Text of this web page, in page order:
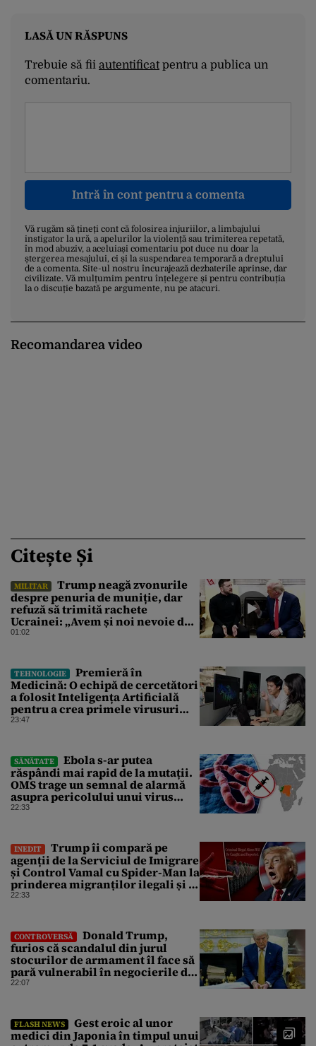
LASĂ UN RĂSPUNS
Trebuie să fii autentificatpentru a publica un
comentariu.
Intră în cont pentru a comenta
Vă rugăm să țineți cont că folosirea injuriilor, a limbajului
instigator la ură, a apelurilor la violență sau trimiterea repetată,
în mod abuziv, a aceluiași comentariu pot duce nu doar la
ștergerea mesajului, ci și la suspendarea temporară a dreptului
de a comenta. Site-ul nostru încurajează dezbaterile aprinse, dar
civilizate. Vă mulțumim pentru înțelegere și pentru contribuția
la o discuție bazată pe argumente, nu pe atacuri.
Recomandarea video
Citește Și
MILITAR
Trump neagă zvonurile
despre penuria de muniție, dar
refuză să trimită rachete
Ucrainei: „Avem și noi nevoie de
rachete”
01:02
TEHNOLOGIE
Premieră în
Medicină: O echipă de cercetători
a folosit Inteligența Artificială
pentru a crea primele virusuri
sintetice la tratarea de E.coli
23:47
SĂNĂTATE
Ebola s-ar putea
răspândi mai rapid de la mutații.
OMS trage un semnal de alarmă
asupra pericolului unui virus
pentru care nu există vaccin
22:33
INEDIT
Trump îi compară pe
agenții de la Serviciul de Imigrare
și Control Vamal cu Spider-Man la
prinderea migranților ilegali și a
infractorilor
22:33
CONTROVERSĂ
Donald Trump,
furios că scandalul din jurul
stocurilor de armament îl face să
pară vulnerabil în negocierile de
pace cu Iranul
22:07
FLASH NEWS
Gest eroic al unor
medici din Japonia în timpul unui